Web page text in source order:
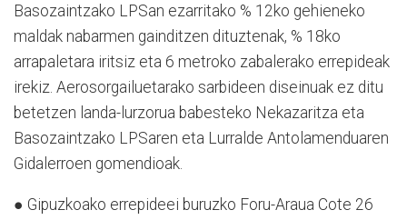
Basozaintzako LPSan ezarritako % 12ko gehieneko
maldak nabarmen gainditzen dituztenak, % 18ko
arrapaletara iritsiz eta 6 metroko zabalerako errepideak
irekiz. Aerosorgailuetarako sarbideen diseinuak ez ditu
betetzen landa-lurzorua babesteko Nekazaritza eta
Basozaintzako LPSaren eta Lurralde Antolamenduaren
Gidalerroen gomendioak.
● Gipuzkoako errepideei buruzko Foru-Araua Cote 26